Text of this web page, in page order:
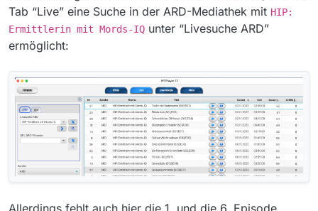
Tab “Live” eine Suche in der ARD-Mediathek mit HIP:
Ermittlerin mit Mords-IQ unter “Livesuche ARD”
ermöglicht:
Allerdings fehlt auch hier die 1. und die 6. Episode,